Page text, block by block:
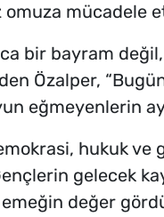
mücadele
bir bayram
Özalper,
eğmeyenlerin
hukuk
gelecek
değer